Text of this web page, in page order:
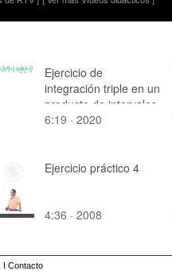
Ejercicio de
integración triple en un
producto de intervalos
6:19 · 2020
Ejercicio práctico 4
4:36 · 2008
I Contacto